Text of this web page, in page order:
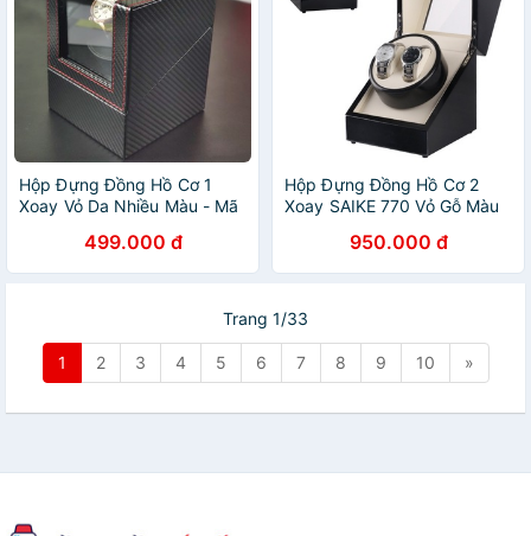
Hộp Đựng Đồng Hồ Cơ 1
Xoay Vỏ Da Nhiều Màu - Mã
499.000 đ
Hộp Đựng Đồng Hồ Cơ 2
Xoay SAIKE 770 Vỏ Gỗ Màu
950.000 đ
Trang 1/33
1 2 3 4 5 6 7 8 9 10 »